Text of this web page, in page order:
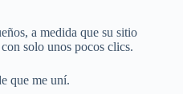
a medida que su sitio
solo unos pocos clics.
que me uní.